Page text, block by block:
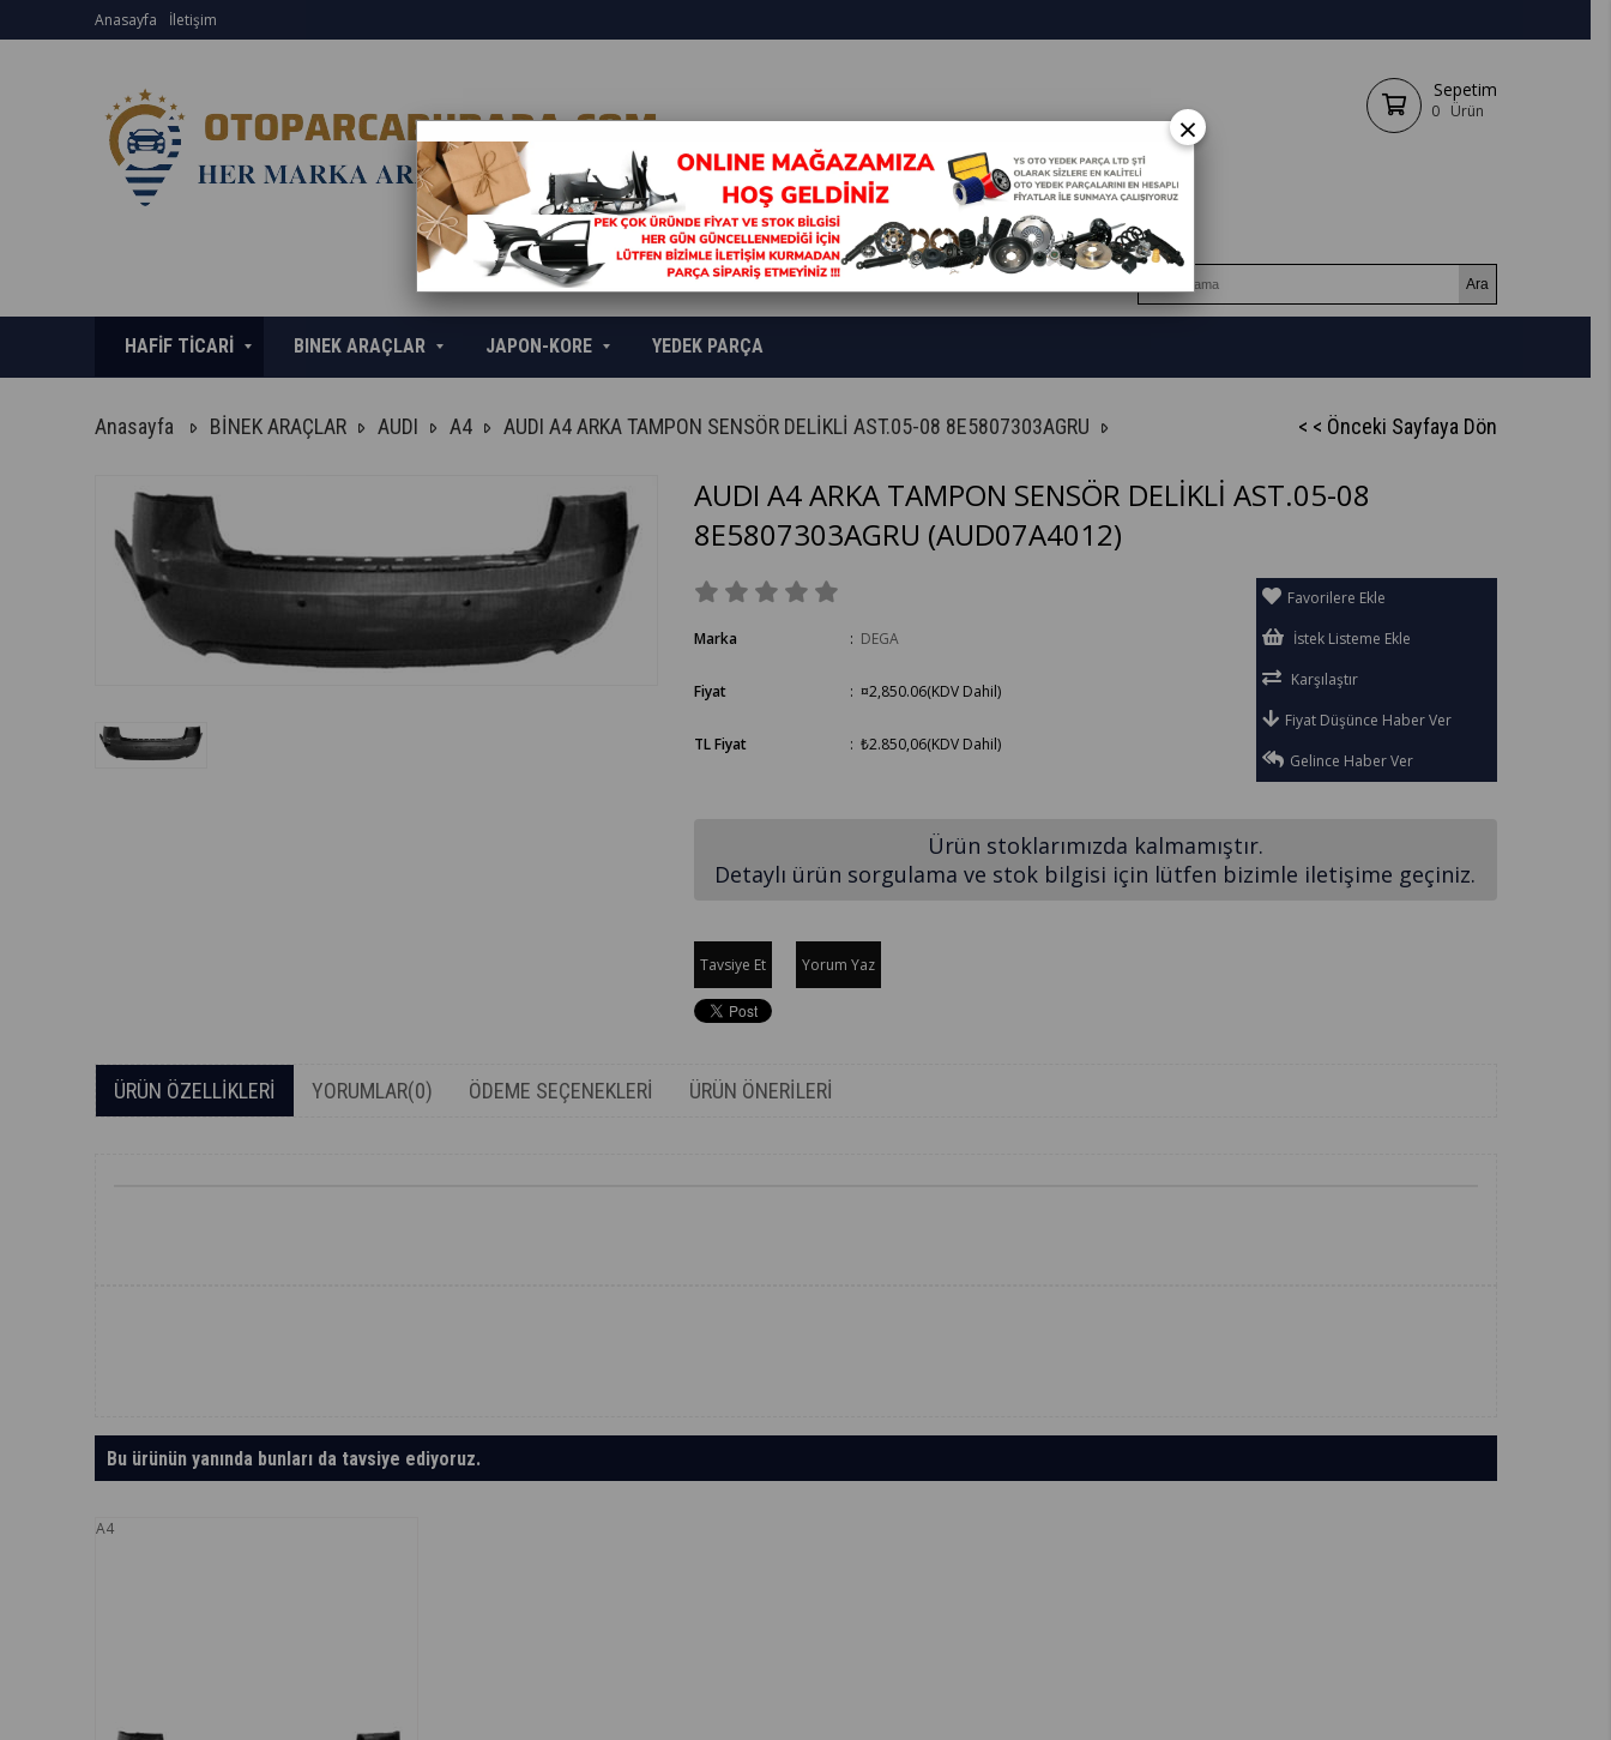
Anasayfa İletişim
Sepetim
0 Ürün
HAFİF TİCARİ BINEK ARAÇLAR JAPON-KORE YEDEK PARÇA
Anasayfa BİNEK ARAÇLAR AUDI A4 AUDI A4 ARKA TAMPON SENSÖR DELİKLİ AST.05-08 8E5807303AGRU < < Önceki Sayfaya Dön
AUDI A4 ARKA TAMPON SENSÖR DELİKLİ AST.05-08
8E5807303AGRU (AUD07A4012)
Marka : DEGA
Fiyat : ¤2,850.06(KDV Dahil)
TL Fiyat : ₺2.850,06(KDV Dahil)
Favorilere Ekle
İstek Listeme Ekle
Karşılaştır
Fiyat Düşünce Haber Ver
Gelince Haber Ver
Ürün stoklarımızda kalmamıştır.
Detaylı ürün sorgulama ve stok bilgisi için lütfen bizimle iletişime geçiniz.
Tavsiye Et Yorum Yaz
ÜRÜN ÖZELLIKLERI YORUMLAR(0) ÖDEME SEÇENEKLERI ÜRÜN ÖNERILERI
Bu ürünün yanında bunları da tavsiye ediyoruz.
A4
×